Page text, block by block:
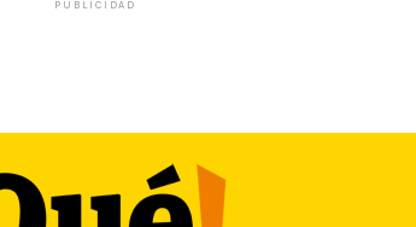
PUBLICIDAD